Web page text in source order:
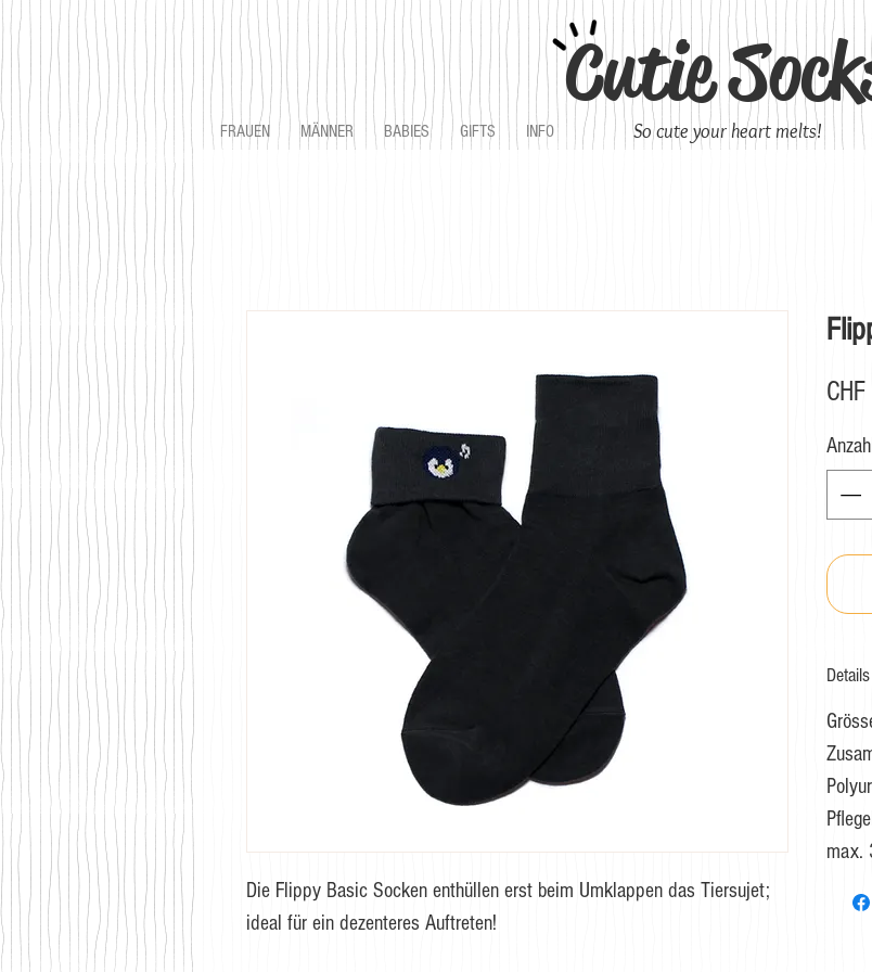
Cutie
FRAUEN MÄNNER BABIES GIFTS INFO So cute your heart melts!
Die Flippy Basic Socken enthüllen erst beim Umklappen das Tiersujet;
ideal für ein dezenteres Auftreten!
Anzahl
Details
max.